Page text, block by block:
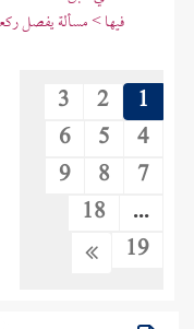
فيها > مسألة يفصل
1
2
3
4
5
6
7
8
9
...
18
19